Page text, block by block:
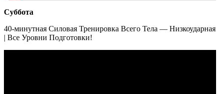
Суббота
40-минутная Силовая Тренировка Всего Тела — Низкоударная
| Все Уровни Подготовки!